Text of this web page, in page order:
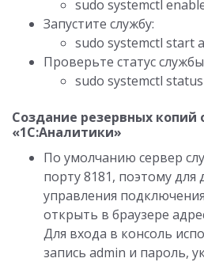
sudo systemctl
Запустите службу:
sudo systemctl start
Проверьте статус
sudo systemctl
Создание резервных копий
«1С:Аналитики»
По умолчанию сервер
порту 8181, поэтому для
управления
открыть в браузере
Для входа в консоль
запись admin и пароль,